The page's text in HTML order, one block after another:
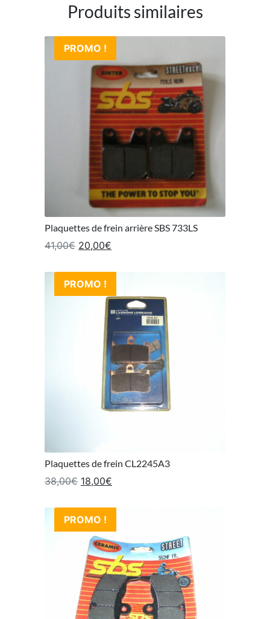
Produits similaires
PROMO !
Plaquettes de frein arrière SBS 733LS
41,00€ Le prix initial était : 41,00€.
20,00€
PROMO !
Plaquettes de frein CL2245A3
38,00€ Le prix initial était : 38,00€.
18,00€
PROMO !